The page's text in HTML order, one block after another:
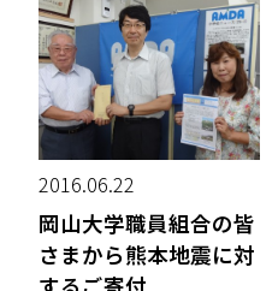
2016.06.22
岡山大学職員組合の皆
さまから熊本地震に対